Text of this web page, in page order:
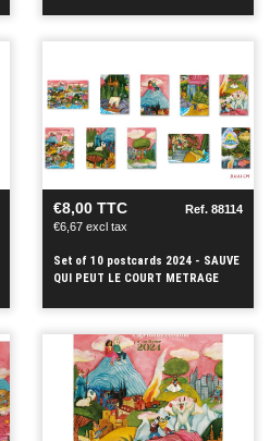
SEE
+
€8,00 TTC
€6,67 excl tax
Ref. 88114
Set of 10 postcards 2024 - SAUVE
QUI PEUT LE COURT METRAGE
SEE